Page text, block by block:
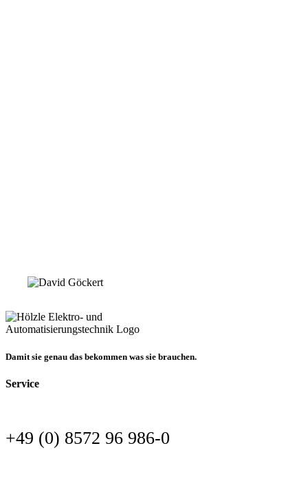
Damit sie genau das bekommen was sie brauchen.
Service
+49 (0) 8572 96 986-0